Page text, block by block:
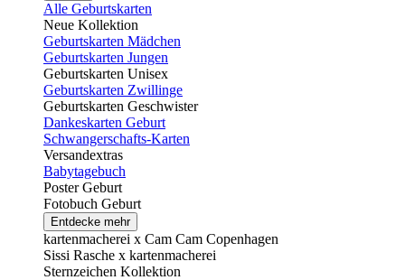
Alle Geburtskarten
Neue Kollektion
Geburtskarten Mädchen
Geburtskarten Jungen
Geburtskarten Unisex
Geburtskarten Zwillinge
Geburtskarten Geschwister
Dankeskarten Geburt
Schwangerschafts-Karten
Versandextras
Babytagebuch
Poster Geburt
Fotobuch Geburt
Entdecke mehr
kartenmacherei x Cam Cam Copenhagen
Sissi Rasche x kartenmacherei
Sternzeichen Kollektion